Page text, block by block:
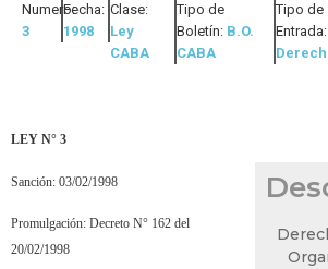
Numero:
3
Fecha:
1998
Clase:
Ley
CABA
Tipo de
Boletín: B.O.
CABA
Tipo de
Entrada:
LEY N° 3
Sanción: 03/02/1998
Promulgación: Decreto N° 162 del
20/02/1998